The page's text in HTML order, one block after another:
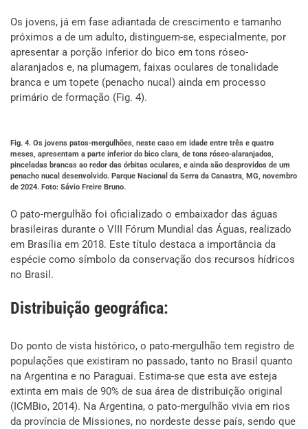
Os jovens, já em fase adiantada de crescimento e tamanho
próximos a de um adulto, distinguem-se, especialmente, por
apresentar a porção inferior do bico em tons róseo-
alaranjados e, na plumagem, faixas oculares de tonalidade
branca e um topete (penacho nucal) ainda em processo
primário de formação (Fig. 4).
Fig. 4. Os jovens patos-mergulhões, neste caso em idade entre três e quatro
meses, apresentam a parte inferior do bico clara, de tons róseo-alaranjados,
pinceladas brancas ao redor das órbitas oculares, e ainda são desprovidos de um
penacho nucal desenvolvido. Parque Nacional da Serra da Canastra, MG, novembro
de 2024. Foto: Sávio Freire Bruno.
O pato-mergulhão foi oficializado o embaixador das águas
brasileiras durante o VIII Fórum Mundial das Águas, realizado
em Brasília em 2018. Este título destaca a importância da
espécie como símbolo da conservação dos recursos hídricos
no Brasil.
Distribuição geográfica:
Do ponto de vista histórico, o pato-mergulhão tem registro de
populações que existiram no passado, tanto no Brasil quanto
na Argentina e no Paraguai. Estima-se que esta ave esteja
extinta em mais de 90% de sua área de distribuição original
(ICMBio, 2014). Na Argentina, o pato-mergulhão vivia em rios
da província de Missiones, no nordeste desse país, sendo que